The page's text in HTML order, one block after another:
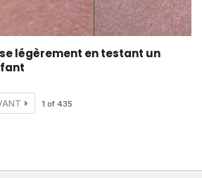
légèrement en testant un
1 of 435